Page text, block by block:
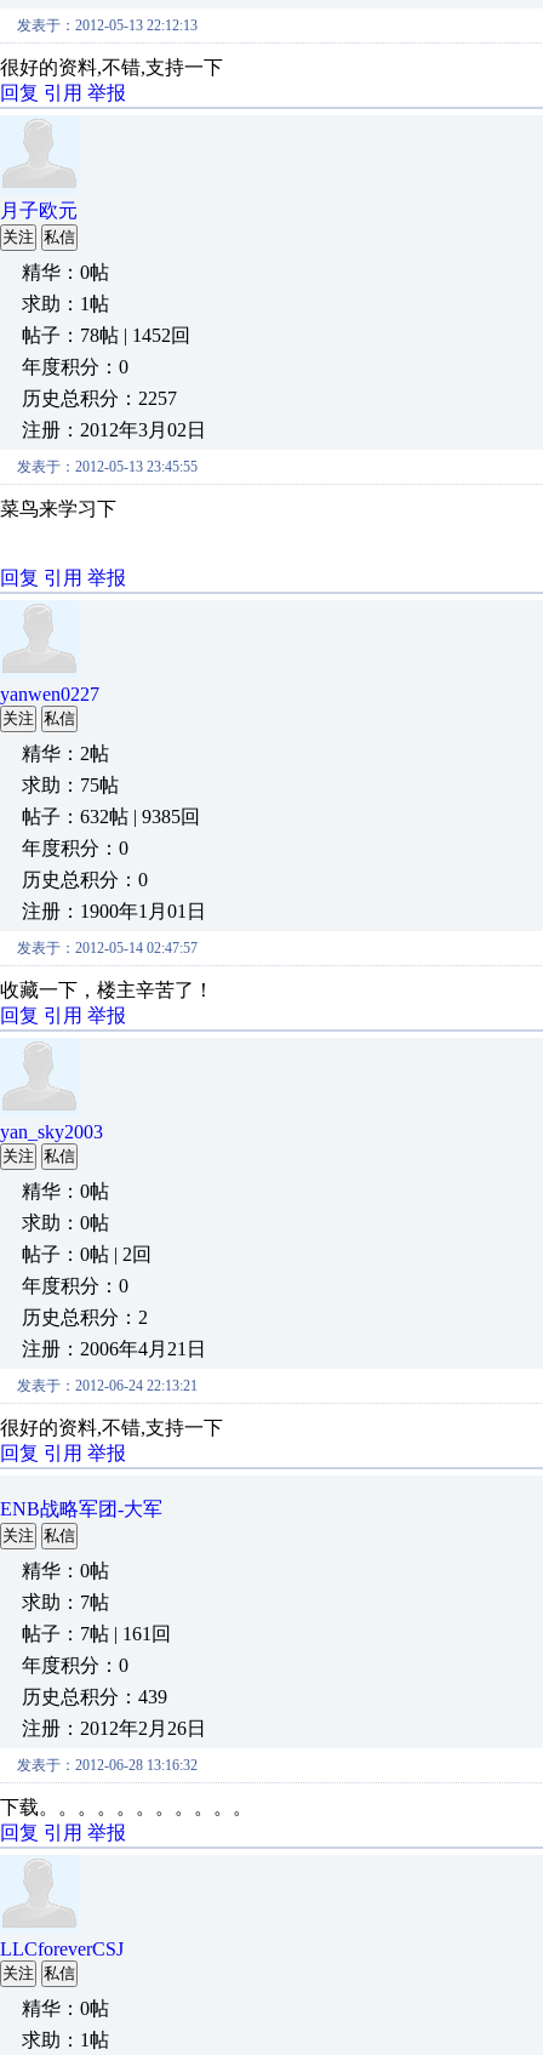
发表于：2012-05-13 22:12:13
很好的资料,不错,支持一下
回复 引用 举报
月子欧元
关注 私信
精华：0帖
求助：1帖
帖子：78帖 | 1452回
年度积分：0
历史总积分：2257
注册：2012年3月02日
发表于：2012-05-13 23:45:55
菜鸟来学习下
回复 引用 举报
yanwen0227
关注 私信
精华：2帖
求助：75帖
帖子：632帖 | 9385回
年度积分：0
历史总积分：0
注册：1900年1月01日
发表于：2012-05-14 02:47:57
收藏一下，楼主辛苦了！
回复 引用 举报
yan_sky2003
关注 私信
精华：0帖
求助：0帖
帖子：0帖 | 2回
年度积分：0
历史总积分：2
注册：2006年4月21日
发表于：2012-06-24 22:13:21
很好的资料,不错,支持一下
回复 引用 举报
ENB战略军团-大军
关注 私信
精华：0帖
求助：7帖
帖子：7帖 | 161回
年度积分：0
历史总积分：439
注册：2012年2月26日
发表于：2012-06-28 13:16:32
下载。。。。。。。。。。。
回复 引用 举报
LLCforeverCSJ
关注 私信
精华：0帖
求助：1帖